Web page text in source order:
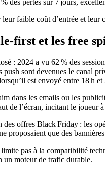
des pertes sur 7 jours,
faible coût d’entrée et
et les free
: 2024 a vu 62 % des
sont devenues le canal
est envoyé entre 18 h
dans les emails ou les
de l’écran, incitant le joueur
offres Black Friday : les
proposaient que des
pas à la compatibilité
un moteur de trafic durable.